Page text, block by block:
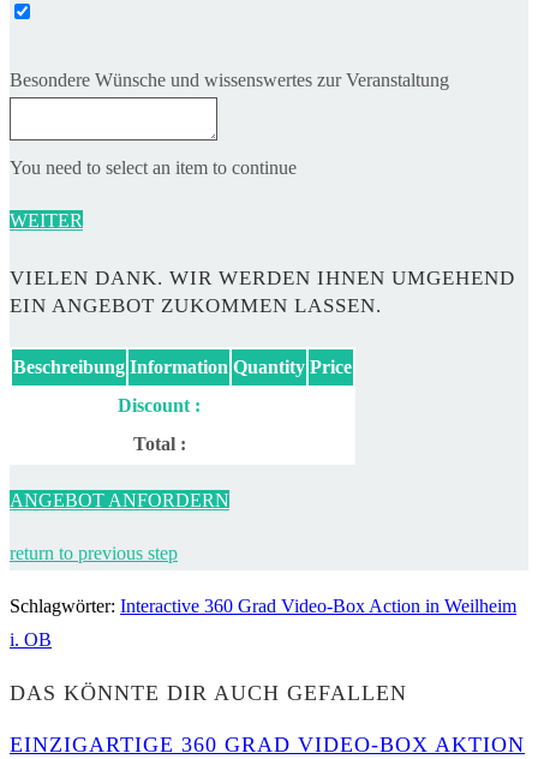
Besondere Wünsche und wissenswertes zur Veranstaltung
You need to select an item to continue
WEITER
VIELEN DANK. WIR WERDEN IHNEN UMGEHEND
EIN ANGEBOT ZUKOMMEN LASSEN.
Beschreibung Information Quantity Price
Discount :
Total :
ANGEBOT ANFORDERN
return to previous step
Schlagwörter: Interactive 360 Grad Video-Box Action in Weilheim
i. OB
DAS KÖNNTE DIR AUCH GEFALLEN
EINZIGARTIGE 360 GRAD VIDEO-BOX AKTION